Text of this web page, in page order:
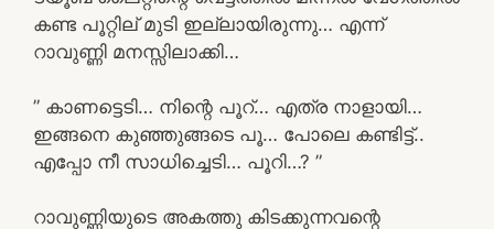
കണ്ട പൂറ്റില് മുടി ഇല്ലായിരുന്നു… എന്ന്
റാവുണ്ണി മനസ്സിലാക്കി…
” കാണട്ടെടി… നിന്റെ പൂറ്… എത്ര നാളായി…
ഇങ്ങനെ കുഞ്ഞുങ്ങടെ പൂ… പോലെ കണ്ടിട്ട്..
എപ്പോ നീ സാധിച്ചെടി… പൂറി…? ”
റാവുണ്ണിയുടെ അകത്തു കിടക്കുന്നവന്റെ